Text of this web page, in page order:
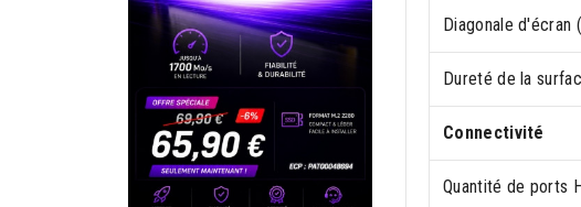
Diagonale d'écran
Dureté de la
Connectivité
Quantité de ports